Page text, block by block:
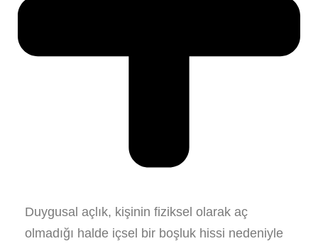
Duygusal açlık, kişinin fiziksel olarak aç
olmadığı halde içsel bir boşluk hissi nedeniyle